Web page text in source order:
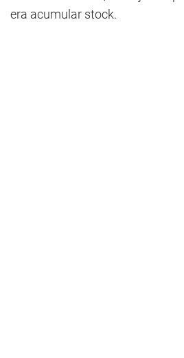
era acumular stock.